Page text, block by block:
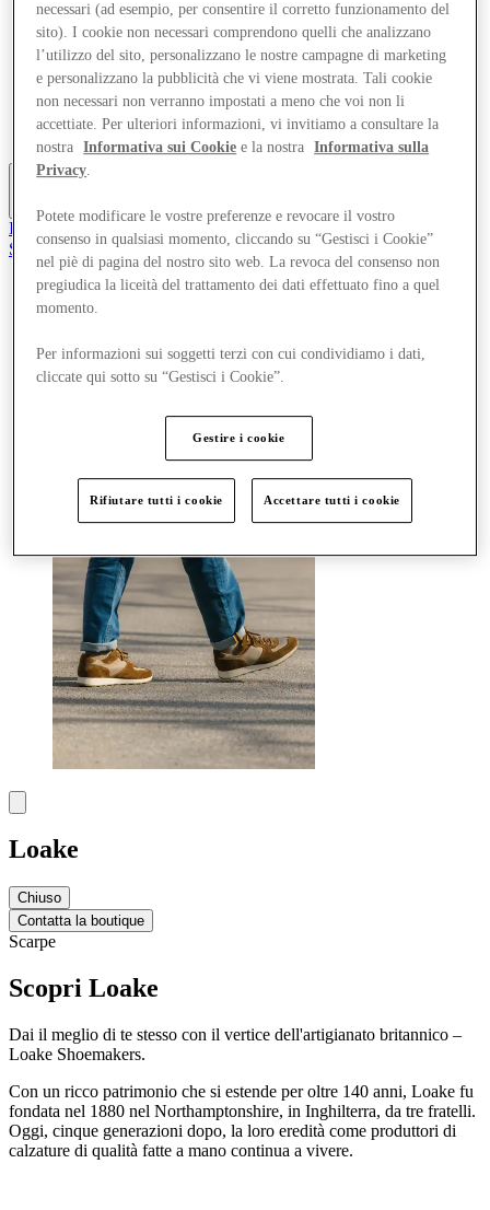
Negozi
Offerte
Pianifica la tua visita
Cosa c'è in programma
Mangia e Bevi
Gift Card
Servizi
Altro
Il Club
Salvata
it
Negozi
Pianifica la tua visita
Cosa c'è in programma
Mangia e Bevi
Altro
Loake
Chiuso
Contatta la boutique
Scarpe
Scopri Loake
Dai il meglio di te stesso con il vertice dell'artigianato britannico –
Loake Shoemakers.
Con un ricco patrimonio che si estende per oltre 140 anni, Loake fu
fondata nel 1880 nel Northamptonshire, in Inghilterra, da tre fratelli.
Oggi, cinque generazioni dopo, la loro eredità come produttori di
calzature di qualità fatte a mano continua a vivere.
necessari (ad esempio, per consentire il corretto funzionamento del
sito). I cookie non necessari comprendono quelli che analizzano
l’utilizzo del sito, personalizzano le nostre campagne di marketing
e personalizzano la pubblicità che vi viene mostrata. Tali cookie
non necessari non verranno impostati a meno che voi non li
accettiate. Per ulteriori informazioni, vi invitiamo a consultare la
nostra
Informativa sui Cookie e la nostra
Informativa sulla
Privacy.
Potete modificare le vostre preferenze e revocare il vostro
consenso in qualsiasi momento, cliccando su “Gestisci i Cookie”
nel piè di pagina del nostro sito web. La revoca del consenso non
pregiudica la liceità del trattamento dei dati effettuato fino a quel
momento.
Per informazioni sui soggetti terzi con cui condividiamo i dati,
cliccate qui sotto su “Gestisci i Cookie”.
Gestire i cookie
Rifiutare tutti i cookie Accettare tutti i cookie